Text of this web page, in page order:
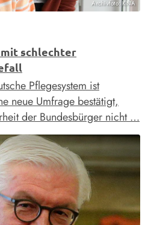
Archivfoto: KNA
schlechter
Pflegesystem ist
neue Umfrage bestätigt,
der Bundesbürger nicht …